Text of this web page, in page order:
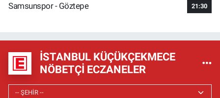
Samsunspor - Göztepe
21:30
İSTANBUL KÜÇÜKÇEKMECE
NÖBETÇI ECZANELER